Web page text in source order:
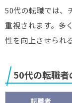
50代の転職では、
重視されます。多
性を向上させられ
50代の転職者
転職者